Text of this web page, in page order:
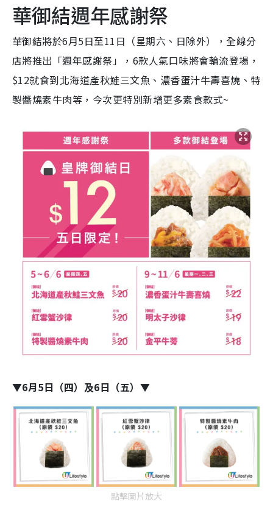
華御結週年感謝祭
華御結將於6月5日至11日（星期六、日除外），全線分
店將推出「週年感謝祭」，6款人氣口味將會輪流登場，
$12就食到北海道產秋鮭三文魚、濃香蛋汁牛壽喜燒、特
製醬燒素牛肉等，今次更特別新增更多素食款式~
▼6月5日（四）及6日（五）▼
點擊圖片放大